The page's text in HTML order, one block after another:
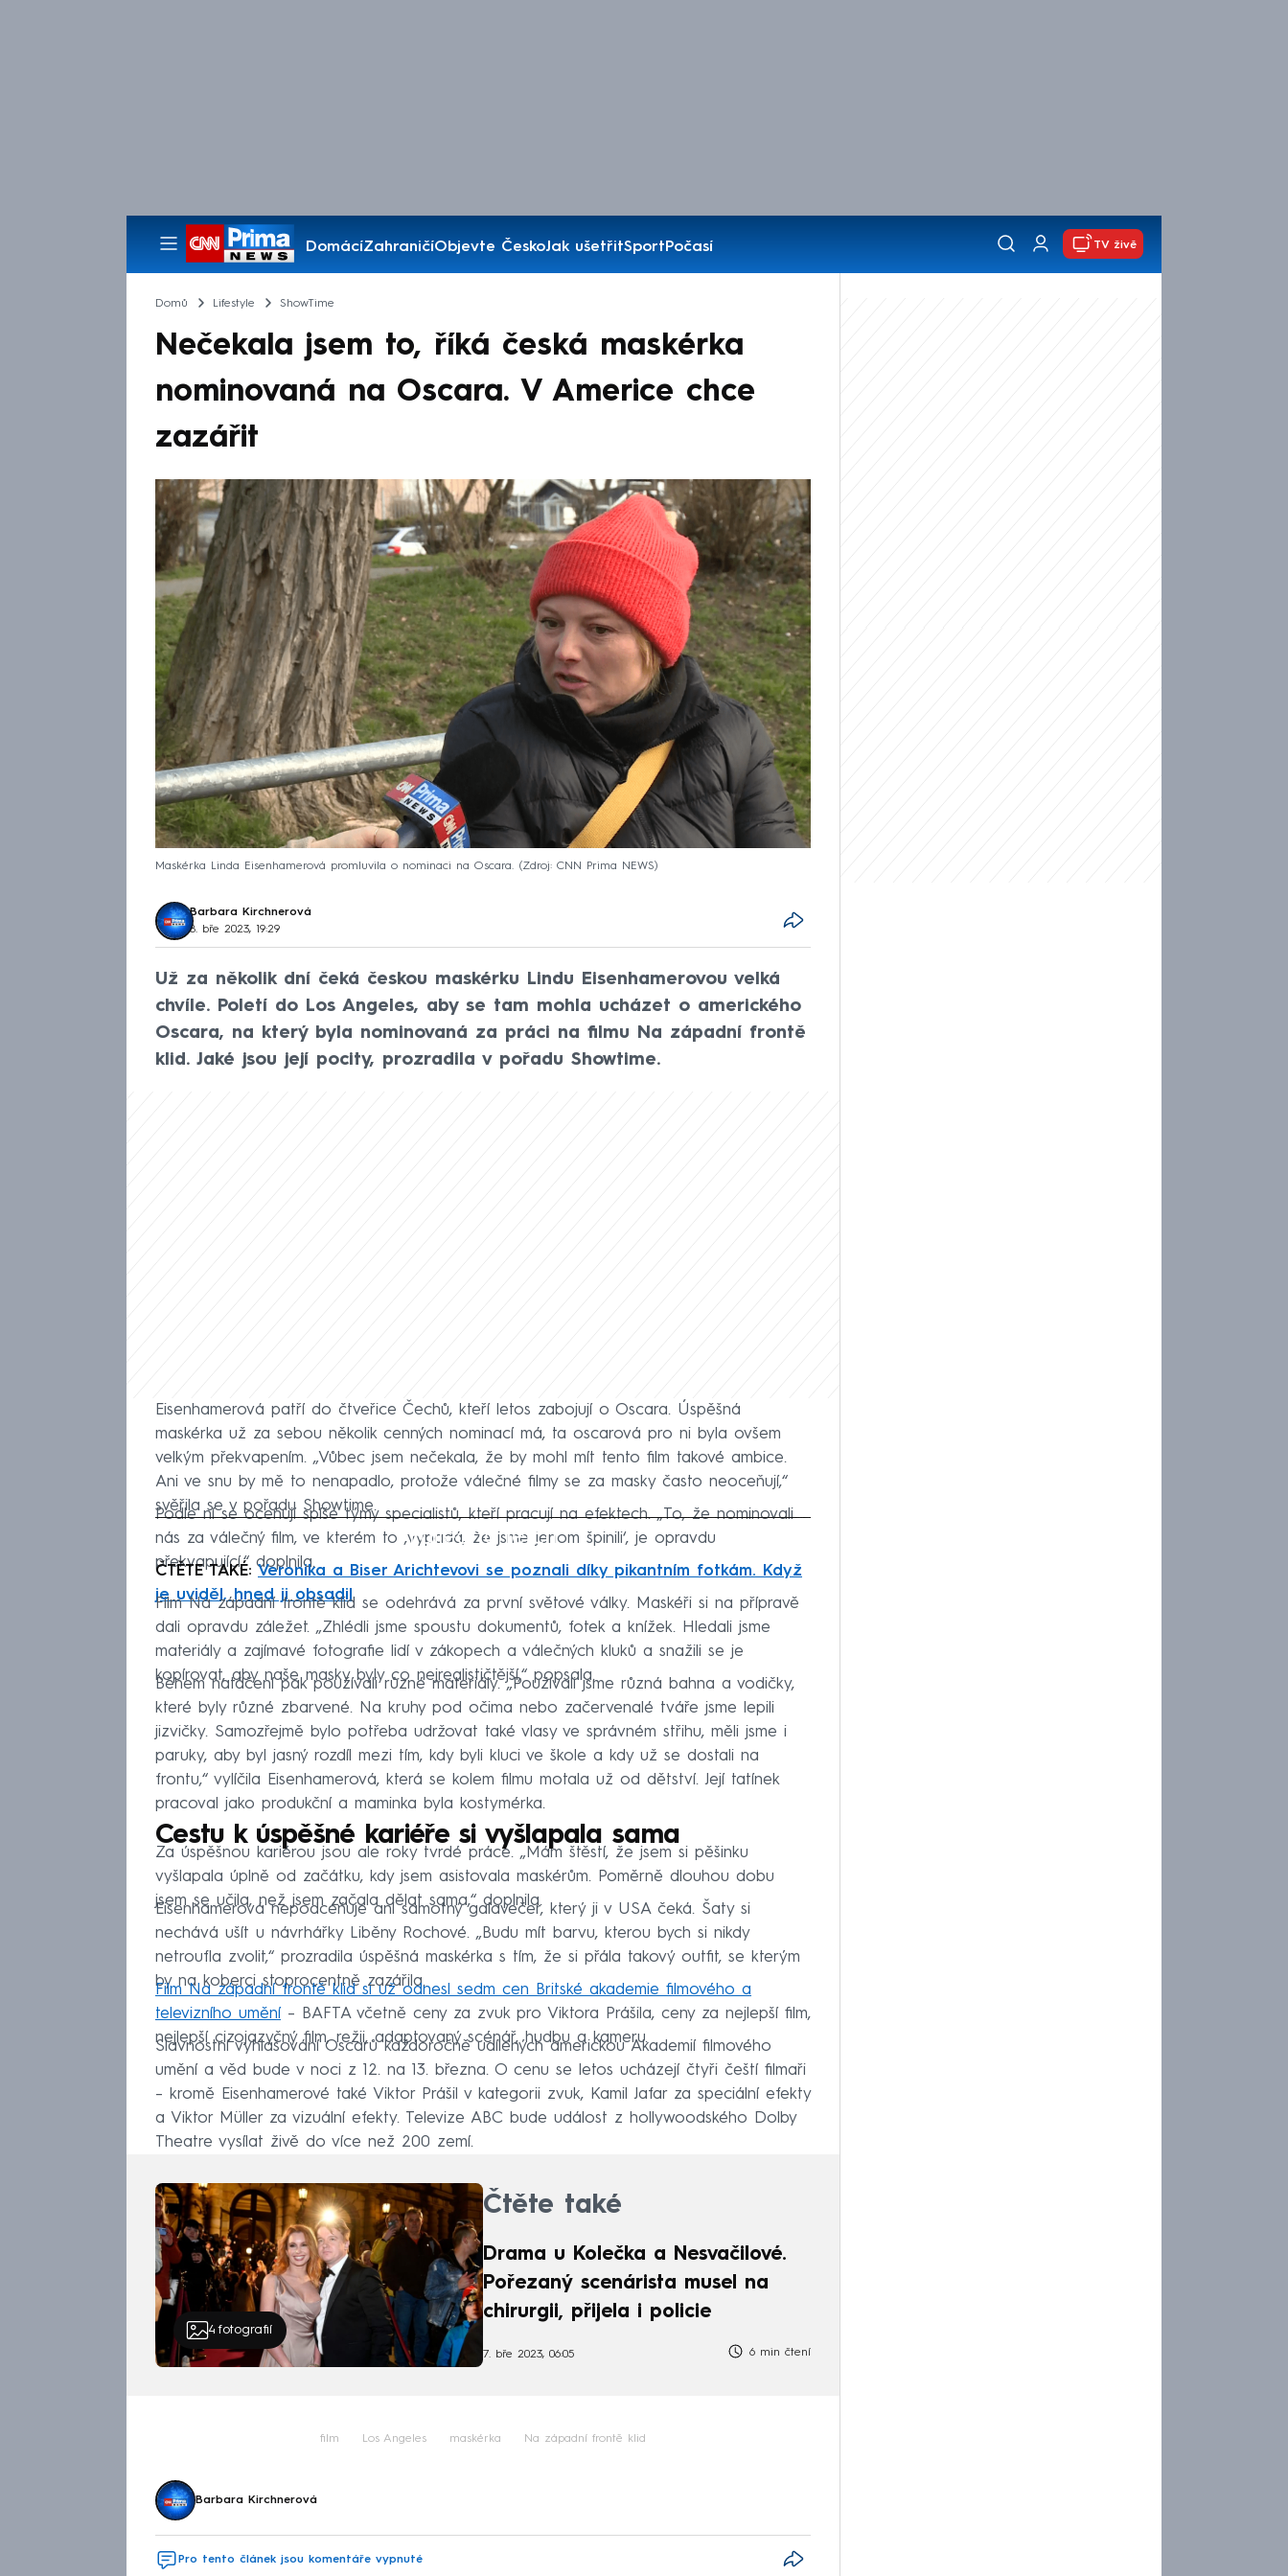
DomácíZahraničíObjevte ČeskoJak ušetřitSportPočasí
Pořady
TV živě
Domů Lifestyle ShowTime
Nečekala jsem to, říká česká maskérka
nominovaná na Oscara. V Americe chce
zazářit
Maskérka Linda Eisenhamerová promluvila o nominaci na Oscara. Zdroj: CNN Prima NEWS
Barbara Kirchnerová
8. bře 2023, 19:29
Už za několik dní čeká českou maskérku Lindu Eisenhamerovou velká
chvíle. Poletí do Los Angeles, aby se tam mohla ucházet o amerického
Oscara, na který byla nominovaná za práci na filmu Na západní frontě
klid. Jaké jsou její pocity, prozradila v pořadu Showtime.
Eisenhamerová patří do čtveřice Čechů, kteří letos zabojují o Oscara. Úspěšná
maskérka už za sebou několik cenných nominací má, ta oscarová pro ni byla ovšem
velkým překvapením. „Vůbec jsem nečekala, že by mohl mít tento film takové ambice.
Ani ve snu by mě to nenapadlo, protože válečné filmy se za masky často neoceňují,“
svěřila se v pořadu Showtime.
Failed to fetch
Podle ní se oceňují spíše týmy specialistů, kteří pracují na efektech. „To, že nominovali
nás za válečný film, ve kterém to ,vypadá, že jsme jenom špinili‘, je opravdu
překvapující,“ doplnila.
ČTĚTE TAKÉ:Veronika a Biser Arichtevovi se poznali díky pikantním fotkám. Když
je uviděl, hned ji obsadil
Film Na západní frontě klid se odehrává za první světové války. Maskéři si na přípravě
dali opravdu záležet. „Zhlédli jsme spoustu dokumentů, fotek a knížek. Hledali jsme
materiály a zajímavé fotografie lidí v zákopech a válečných kluků a snažili se je
kopírovat, aby naše masky byly co nejrealističtější,“ popsala.
Během natáčení pak používali různé materiály. „Používali jsme různá bahna a vodičky,
které byly různé zbarvené. Na kruhy pod očima nebo začervenalé tváře jsme lepili
jizvičky. Samozřejmě bylo potřeba udržovat také vlasy ve správném střihu, měli jsme i
paruky, aby byl jasný rozdíl mezi tím, kdy byli kluci ve škole a kdy už se dostali na
frontu,“ vylíčila Eisenhamerová, která se kolem filmu motala už od dětství. Její tatínek
pracoval jako produkční a maminka byla kostymérka.
Cestu k úspěšné kariéře si vyšlapala sama
Za úspěšnou kariérou jsou ale roky tvrdé práce. „Mám štěstí, že jsem si pěšinku
vyšlapala úplně od začátku, kdy jsem asistovala maskérům. Poměrně dlouhou dobu
jsem se učila, než jsem začala dělat sama,“ doplnila.
Eisenhamerová nepodceňuje ani samotný galavečer, který ji v USA čeká. Šaty si
nechává ušít u návrhářky Liběny Rochové. „Budu mít barvu, kterou bych si nikdy
netroufla zvolit,“ prozradila úspěšná maskérka s tím, že si přála takový outfit, se kterým
by na koberci stoprocentně zazářila.
Film Na západní frontě klid si už odnesl sedm cen Britské akademie filmového a
televizního umění – BAFTA včetně ceny za zvuk pro Viktora Prášila, ceny za nejlepší film,
nejlepší cizojazyčný film, režii, adaptovaný scénář, hudbu a kameru.
Slavnostní vyhlašování Oscarů každoročně udílených americkou Akademií filmového
umění a věd bude v noci z 12. na 13. března. O cenu se letos ucházejí čtyři čeští filmaři
– kromě Eisenhamerové také Viktor Prášil v kategorii zvuk, Kamil Jafar za speciální efekty
a Viktor Müller za vizuální efekty. Televize ABC bude událost z hollywoodského Dolby
Theatre vysílat živě do více než 200 zemí.
4 fotografií
Čtěte také
Drama u Kolečka a Nesvačilové.
Pořezaný scenárista musel na
chirurgii, přijela i policie
7. bře 2023, 06:05 6 min čtení
film Los Angeles maskérka Na západní frontě klid
Barbara Kirchnerová
Pro tento článek jsou komentáře vypnuté